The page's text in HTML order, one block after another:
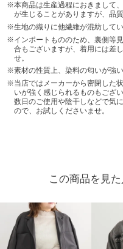
本商品は生産過程におきまして
が生じることがありますが、品
生地の織りに他繊維が混紡して
インポートもののため、裏側等
合もございますが、着用には差
せ。
素材の性質上、染料の匂いが強
当店ではメーカーから密閉した
いが強く感じられるものもござい
数日のご使用や陰干しなどで気
ので、お試しくださいませ。
この商品を見